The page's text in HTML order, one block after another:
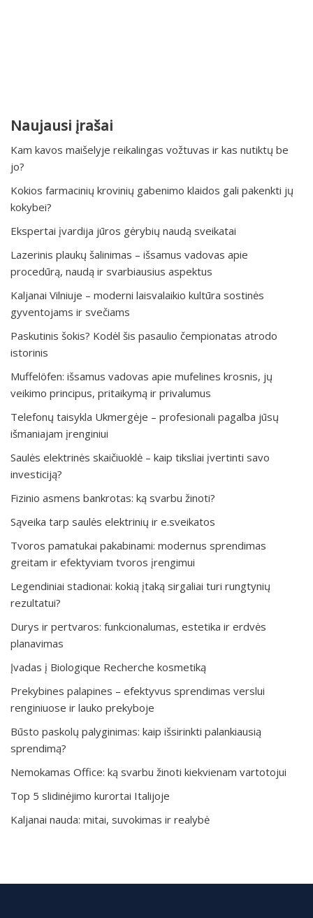
Naujausi įrašai
Kam kavos maišelyje reikalingas vožtuvas ir kas nutiktų be
jo?
Kokios farmacinių krovinių gabenimo klaidos gali pakenkti jų
kokybei?
Ekspertai įvardija jūros gėrybių naudą sveikatai
Lazerinis plaukų šalinimas – išsamus vadovas apie
procedūrą, naudą ir svarbiausius aspektus
Kaljanai Vilniuje – moderni laisvalaikio kultūra sostinės
gyventojams ir svečiams
Paskutinis šokis? Kodėl šis pasaulio čempionatas atrodo
istorinis
Muffelöfen: išsamus vadovas apie mufelines krosnis, jų
veikimo principus, pritaikymą ir privalumus
Telefonų taisykla Ukmergėje – profesionali pagalba jūsų
išmaniajam įrenginiui
Saulės elektrinės skaičiuoklė – kaip tiksliai įvertinti savo
investiciją?
Fizinio asmens bankrotas: ką svarbu žinoti?
Sąveika tarp saulės elektrinių ir e.sveikatos
Tvoros pamatukai pakabinami: modernus sprendimas
greitam ir efektyviam tvoros įrengimui
Legendiniai stadionai: kokią įtaką sirgaliai turi rungtynių
rezultatui?
Durys ir pertvaros: funkcionalumas, estetika ir erdvės
planavimas
Įvadas į Biologique Recherche kosmetiką
Prekybines palapines – efektyvus sprendimas verslui
renginiuose ir lauko prekyboje
Būsto paskolų palyginimas: kaip išsirinkti palankiausią
sprendimą?
Nemokamas Office: ką svarbu žinoti kiekvienam vartotojui
Top 5 slidinėjimo kurortai Italijoje
Kaljanai nauda: mitai, suvokimas ir realybė